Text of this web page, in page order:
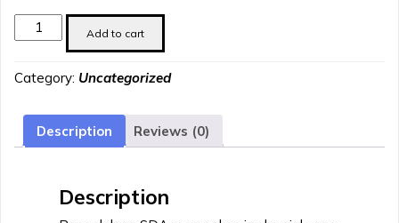
Hukum
Pengelolaan
Daya
quantity
Add to cart
Category: Uncategorized
Description Reviews (0)
Description